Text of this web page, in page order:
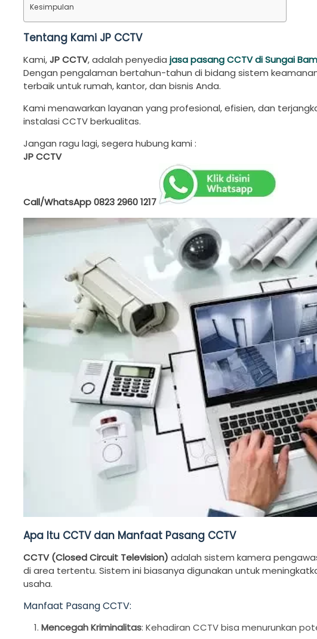
Kesimpulan
Tentang Kami JP CCTV
Kami,JP CCTV, adalah penyedia jasa pasang CCTV di Sungai
Dengan pengalaman bertahun-tahun di bidang sistem
terbaik untuk rumah, kantor, dan bisnis Anda.
Kami menawarkan layanan yang profesional, efisien, dan
instalasi CCTV berkualitas.
Jangan ragu lagi, segera hubung kami :
JP CCTV
Call/WhatsApp0823 2960 1217
Apa Itu CCTV dan Manfaat Pasang CCTV
CCTV (Closed Circuit Television) adalah sistem kamera
di area tertentu. Sistem ini biasanya digunakan untuk
usaha.
Manfaat Pasang CCTV:
Mencegah Kriminalitas: Kehadiran CCTV bisa menurunkan